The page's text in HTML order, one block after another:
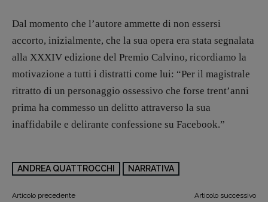
Dal momento che l’autore ammette di non essersi
accorto, inizialmente, che la sua opera era stata segnalata
alla XXXIV edizione del Premio Calvino, ricordiamo la
motivazione a tutti i distratti come lui: “Per il magistrale
ritratto di un personaggio ossessivo che forse trent’anni
prima ha commesso un delitto attraverso la sua
inaffidabile e delirante confessione su Facebook.”
ANDREA QUATTROCCHI NARRATIVA
Articolo precedente Articolo successivo